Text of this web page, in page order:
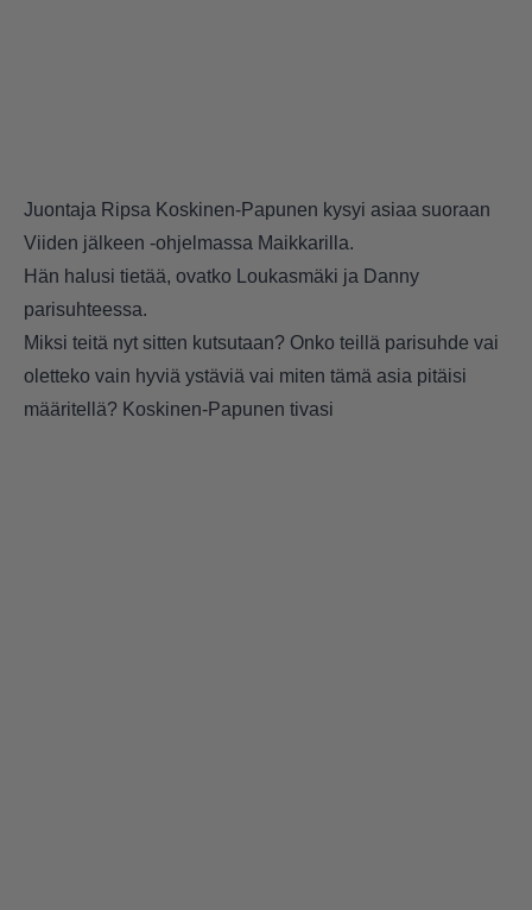
Juontaja Ripsa Koskinen-Papunen kysyi asiaa suoraan
Viiden jälkeen -ohjelmassa Maikkarilla.
Hän halusi tietää, ovatko Loukasmäki ja Danny
parisuhteessa.
Miksi teitä nyt sitten kutsutaan? Onko teillä parisuhde vai
oletteko vain hyviä ystäviä vai miten tämä asia pitäisi
määritellä? Koskinen-Papunen tivasi